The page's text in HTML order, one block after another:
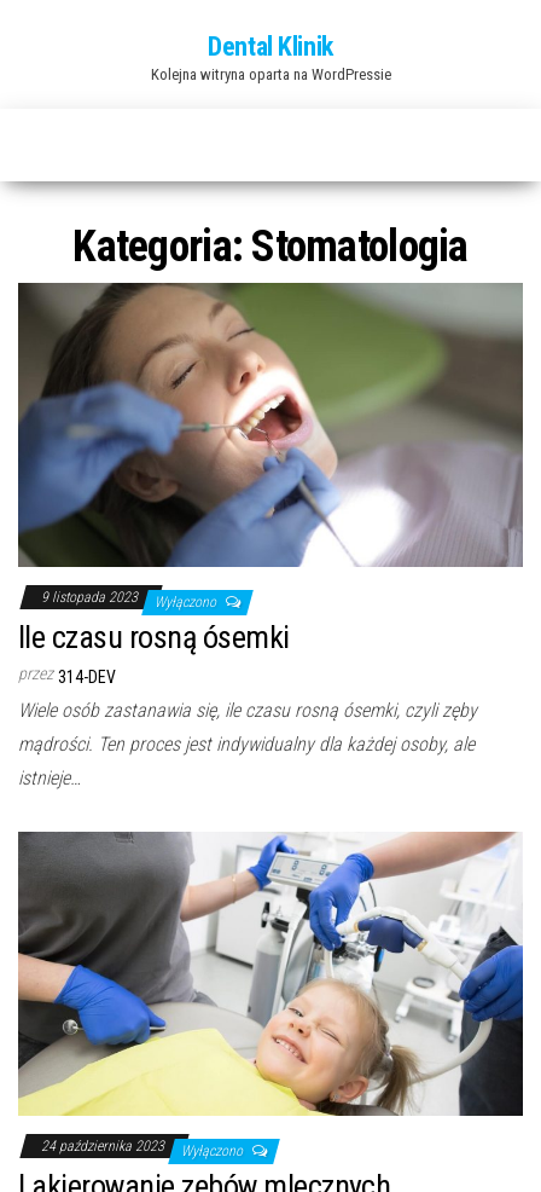
Dental Klinik
Kolejna witryna oparta na WordPressie
Kategoria: Stomatologia
9 listopada 2023 Wyłączono
Ile czasu rosną ósemki
przez 314-DEV
Wiele osób zastanawia się, ile czasu rosną ósemki, czyli zęby
mądrości. Ten proces jest indywidualny dla każdej osoby, ale
istnieje…
24 października 2023 Wyłączono